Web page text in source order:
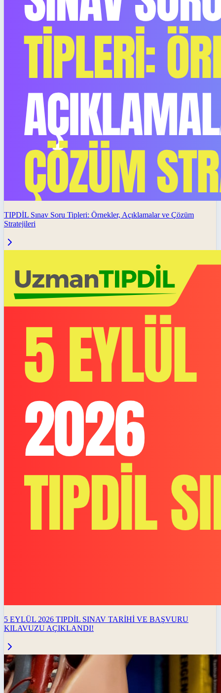
TIPDİL Sınav Soru Tipleri: Örnekler, Açıklamalar ve Çözüm
Stratejileri
5 EYLÜL 2026 TIPDİL SINAV TARİHİ VE BAŞVURU
KILAVUZU AÇIKLANDI!